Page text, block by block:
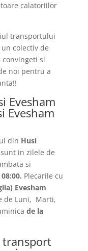
calatoriilor
transportului
colectiv de
convingeti si
noi pentru a
Evesham
din Husi
sunt in zilele de
si
Plecarile cu
Evesham
de Luni, Marti,
de la